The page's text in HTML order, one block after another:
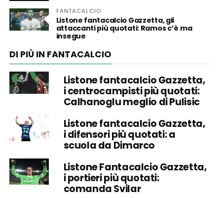
FANTACALCIO
Listone fantacalcio Gazzetta, gli
attaccanti più quotati: Ramos c’è ma
insegue
DI PIÙ IN FANTACALCIO
Listone fantacalcio Gazzetta,
i centrocampisti più quotati:
Calhanoglu meglio di Pulisic
Listone fantacalcio Gazzetta,
i difensori più quotati: a
scuola da Dimarco
Listone Fantacalcio Gazzetta,
i portieri più quotati:
comanda Svilar